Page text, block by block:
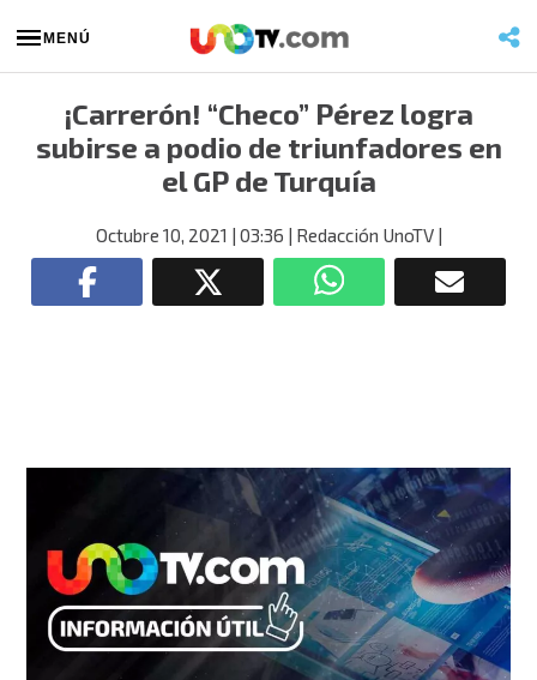
MENÚ
¡Carrerón! “Checo” Pérez logra
subirse a podio de triunfadores en
el GP de Turquía
Octubre 10, 2021 | 03:36 | Redacción UnoTV|